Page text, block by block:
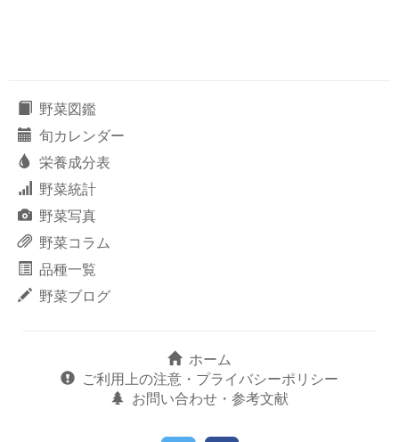
野菜図鑑
旬カレンダー
栄養成分表
野菜統計
野菜写真
野菜コラム
品種一覧
野菜ブログ
ホーム
ご利用上の注意・プライバシーポリシー
お問い合わせ・参考文献